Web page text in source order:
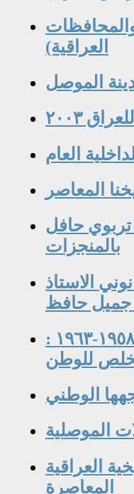
والمحافظات
العراقية)
الموصل
٢٠٠٣
العام
المعاصر
تربوي حافل
بالمنجزات
الاستاذ
حافظ
جلال الاوقاتي قائد القوة الجوية العراقية ١٩٥٨-١٩٦٣ :
للوطن
الوطني
الموصلية
العراقية
المعاصرة